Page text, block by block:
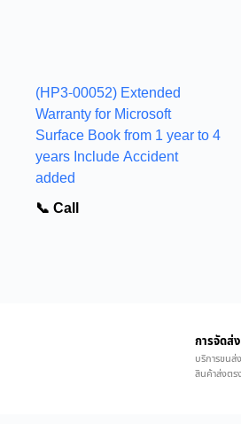
(HP3-00052) Extended
Warranty for Microsoft
Surface Book from 1 year to 4
years Include Accident
added
📞 Call
การจัดส่ง
บริการขนส่
สินค้าส่งตร